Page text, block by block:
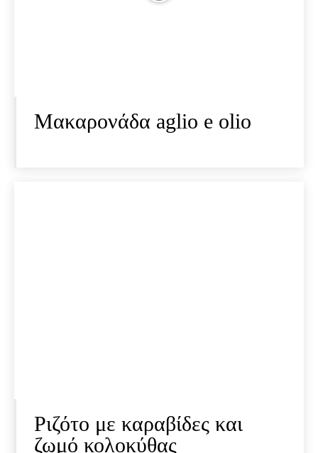
Μακαρονάδα aglio e olio
Ριζότο με καραβίδες και
ζωμό κολοκύθας